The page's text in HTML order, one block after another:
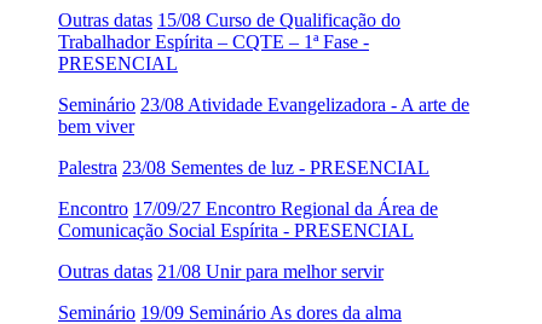
Outras datas 15/08 Curso de Qualificação do
Trabalhador Espírita – CQTE – 1ª Fase -
PRESENCIAL
Seminário 23/08 Atividade Evangelizadora - A arte de
bem viver
Palestra 23/08 Sementes de luz - PRESENCIAL
Encontro 17/09/27 Encontro Regional da Área de
Comunicação Social Espírita - PRESENCIAL
Outras datas 21/08 Unir para melhor servir
Seminário 19/09 Seminário As dores da alma